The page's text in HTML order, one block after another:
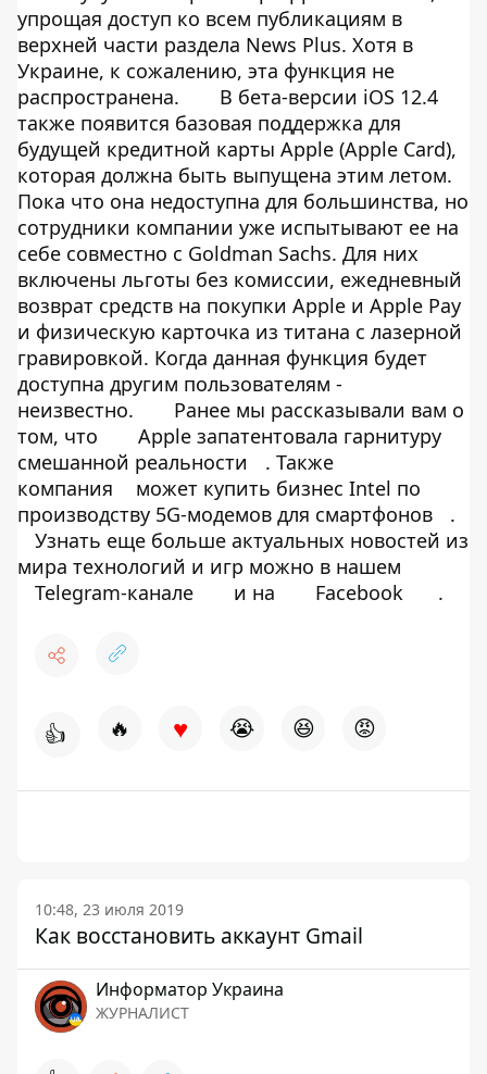
упрощая доступ ко всем публикациям в
верхней части раздела News Plus. Хотя в
Украине, к сожалению, эта функция не
распространена.
В бета-версии iOS 12.4
также появится базовая поддержка для
будущей кредитной карты Apple (Apple Card),
которая должна быть выпущена этим летом.
Пока что она недоступна для большинства, но
сотрудники компании уже испытывают ее на
себе совместно с Goldman Sachs. Для них
включены льготы без комиссии, ежедневный
возврат средств на покупки Apple и Apple Pay
и физическую карточка из титана с лазерной
гравировкой. Когда данная функция будет
доступна другим пользователям -
неизвестно.
Ранее мы рассказывали вам о
том, что
Apple запатентовала гарнитуру
смешанной реальности
. Также
компания
может купить бизнес Intel по
производству 5G-модемов для смартфонов
.
Узнать еще больше актуальных новостей из
мира технологий и игр можно в нашем
Telegram-канале
и на Facebook .
👍 🔥 ♥ 😭 😆 😡
10:48, 23 июля 2019
Как восстановить аккаунт Gmail
Информатор Украина
ЖУРНАЛИСТ